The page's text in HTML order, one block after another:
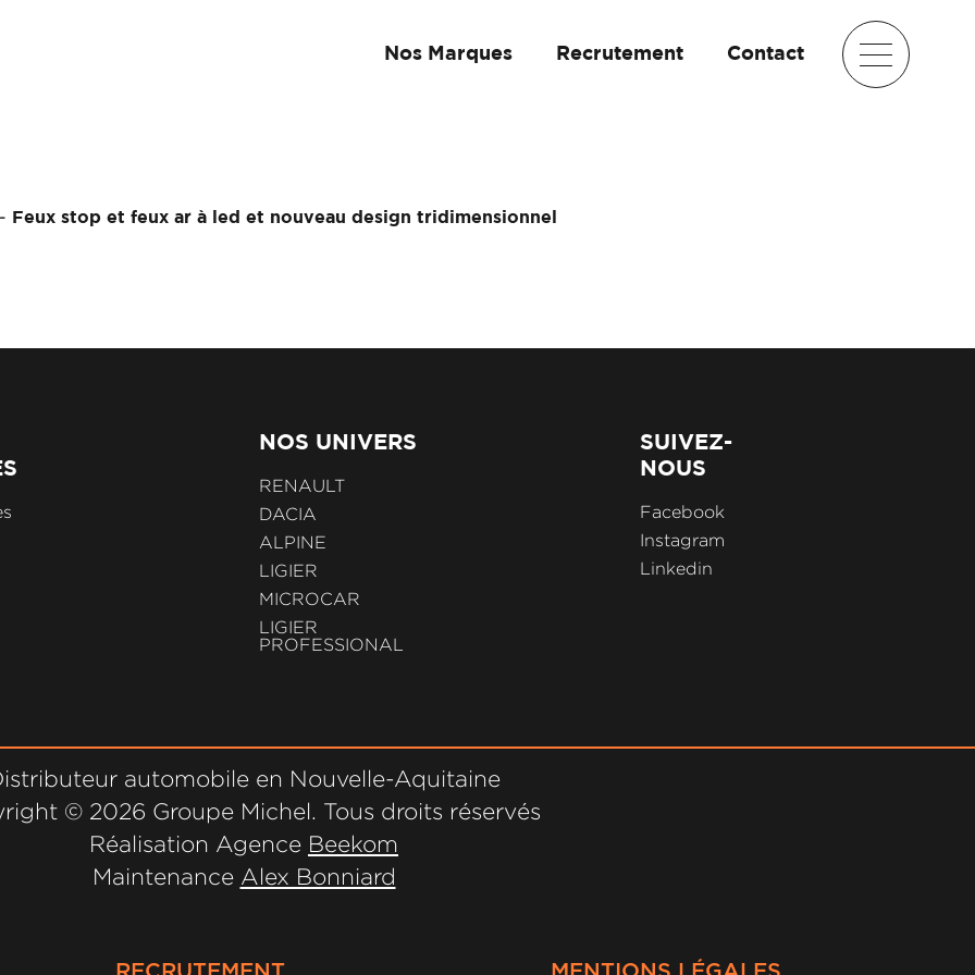
Nos Marques Recrutement Contact
- Feux stop et feux ar à led et nouveau design tridimensionnel
NOS UNIVERS
RENAULT
DACIA
ALPINE
LIGIER
MICROCAR
LIGIER
PROFESSIONAL
SUIVEZ-
NOUS
Facebook
Instagram
Linkedin
automobile en Nouvelle-Aquitaine
© 2026 Groupe Michel. Tous droits réservés
Réalisation Agence Beekom
Maintenance Alex Bonniard